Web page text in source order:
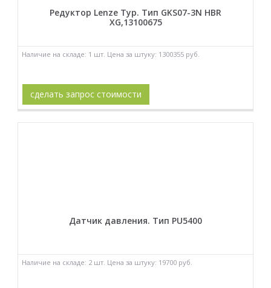
Редуктор Lenze Typ. Тип GKS07-3N HBR
XG,13100675
Наличие на складе: 1 шт. Цена за штуку: 1300355 руб.
сделать запрос стоимости
Датчик давления. Тип PU5400
Наличие на складе: 2 шт. Цена за штуку: 19700 руб.